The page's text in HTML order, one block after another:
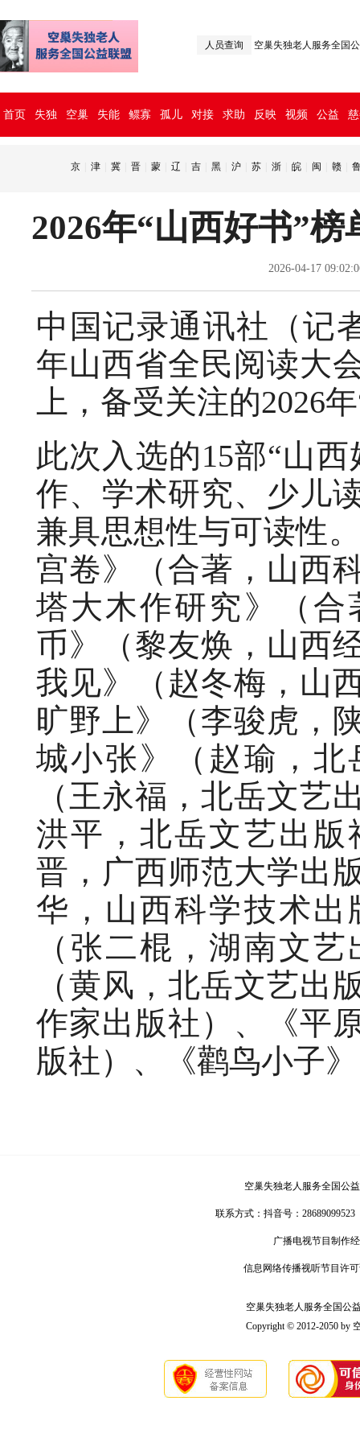
人员查询 空巢失独老人服务全国
首页 失独 空巢 失能 鳏寡 孤儿 对接 求助 反映 视频 公益
京 津 冀 晋 蒙 辽 吉 黑 沪 苏 浙 皖 闽 赣
2026年“山西好书”榜
2026-04-17
中国记录通讯社（记
年山西省全民阅读大
上，备受关注的2026
此次入选的15部“山
作、学术研究、少儿
兼具思想性与可读性
宫卷》（合著，山西
塔大木作研究》（
币》（黎友焕，山西
我见》（赵冬梅，山
旷野上》（李骏虎，
城小张》（赵瑜，
（王永福，北岳文艺
洪平，北岳文艺出
晋，广西师范大学出
华，山西科学技术
（张二棍，湖南文
（黄风，北岳文艺出
作家出版社）、《平
版社）、《鹳鸟小子
空巢失独老人服务全国公
联系方式： 抖音号：28689099523
广播电视节目制作
信息网络传播视听节目许
空巢失独老人服务全国公
Copyright © 2012-2050 by